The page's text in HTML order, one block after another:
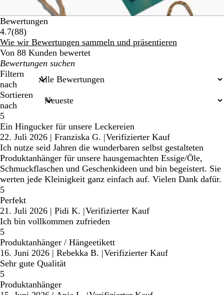
Bewertungen
4.7(8888
Bewertungen
)
Wie wir Bewertungen sammeln und präsentieren
Von 88 Kunden bewertet
Meine
Sucheingaben
Filtern
nach
Sortieren
nach
5
Ein Hingucker für unsere Leckereien
22. Juli 2026 | Franziska G. |Verifizierter Kauf
Ich nutze seid Jahren die wunderbaren selbst gestalteten
Produktanhänger für unsere hausgemachten Essige/Öle,
Schmuckflaschen und Geschenkideen und bin begeistert. Sie
werten jede Kleinigkeit ganz einfach auf. Vielen Dank dafür.
5
Perfekt
21. Juli 2026 | Pidi K. |Verifizierter Kauf
Ich bin vollkommen zufrieden
5
Produktanhänger / Hängeetikett
16. Juni 2026 | Rebekka B. |Verifizierter Kauf
Sehr gute Qualität
5
Produktanhänger